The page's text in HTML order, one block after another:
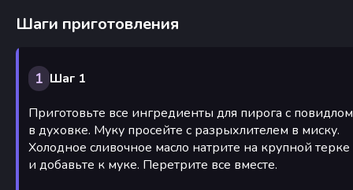
Шаги приготовления
1 Шаг 1
Приготовьте все ингредиенты для пирога с повидлом
в духовке. Муку просейте с разрыхлителем в миску.
Холодное сливочное масло натрите на крупной терке
и добавьте к муке. Перетрите все вместе.